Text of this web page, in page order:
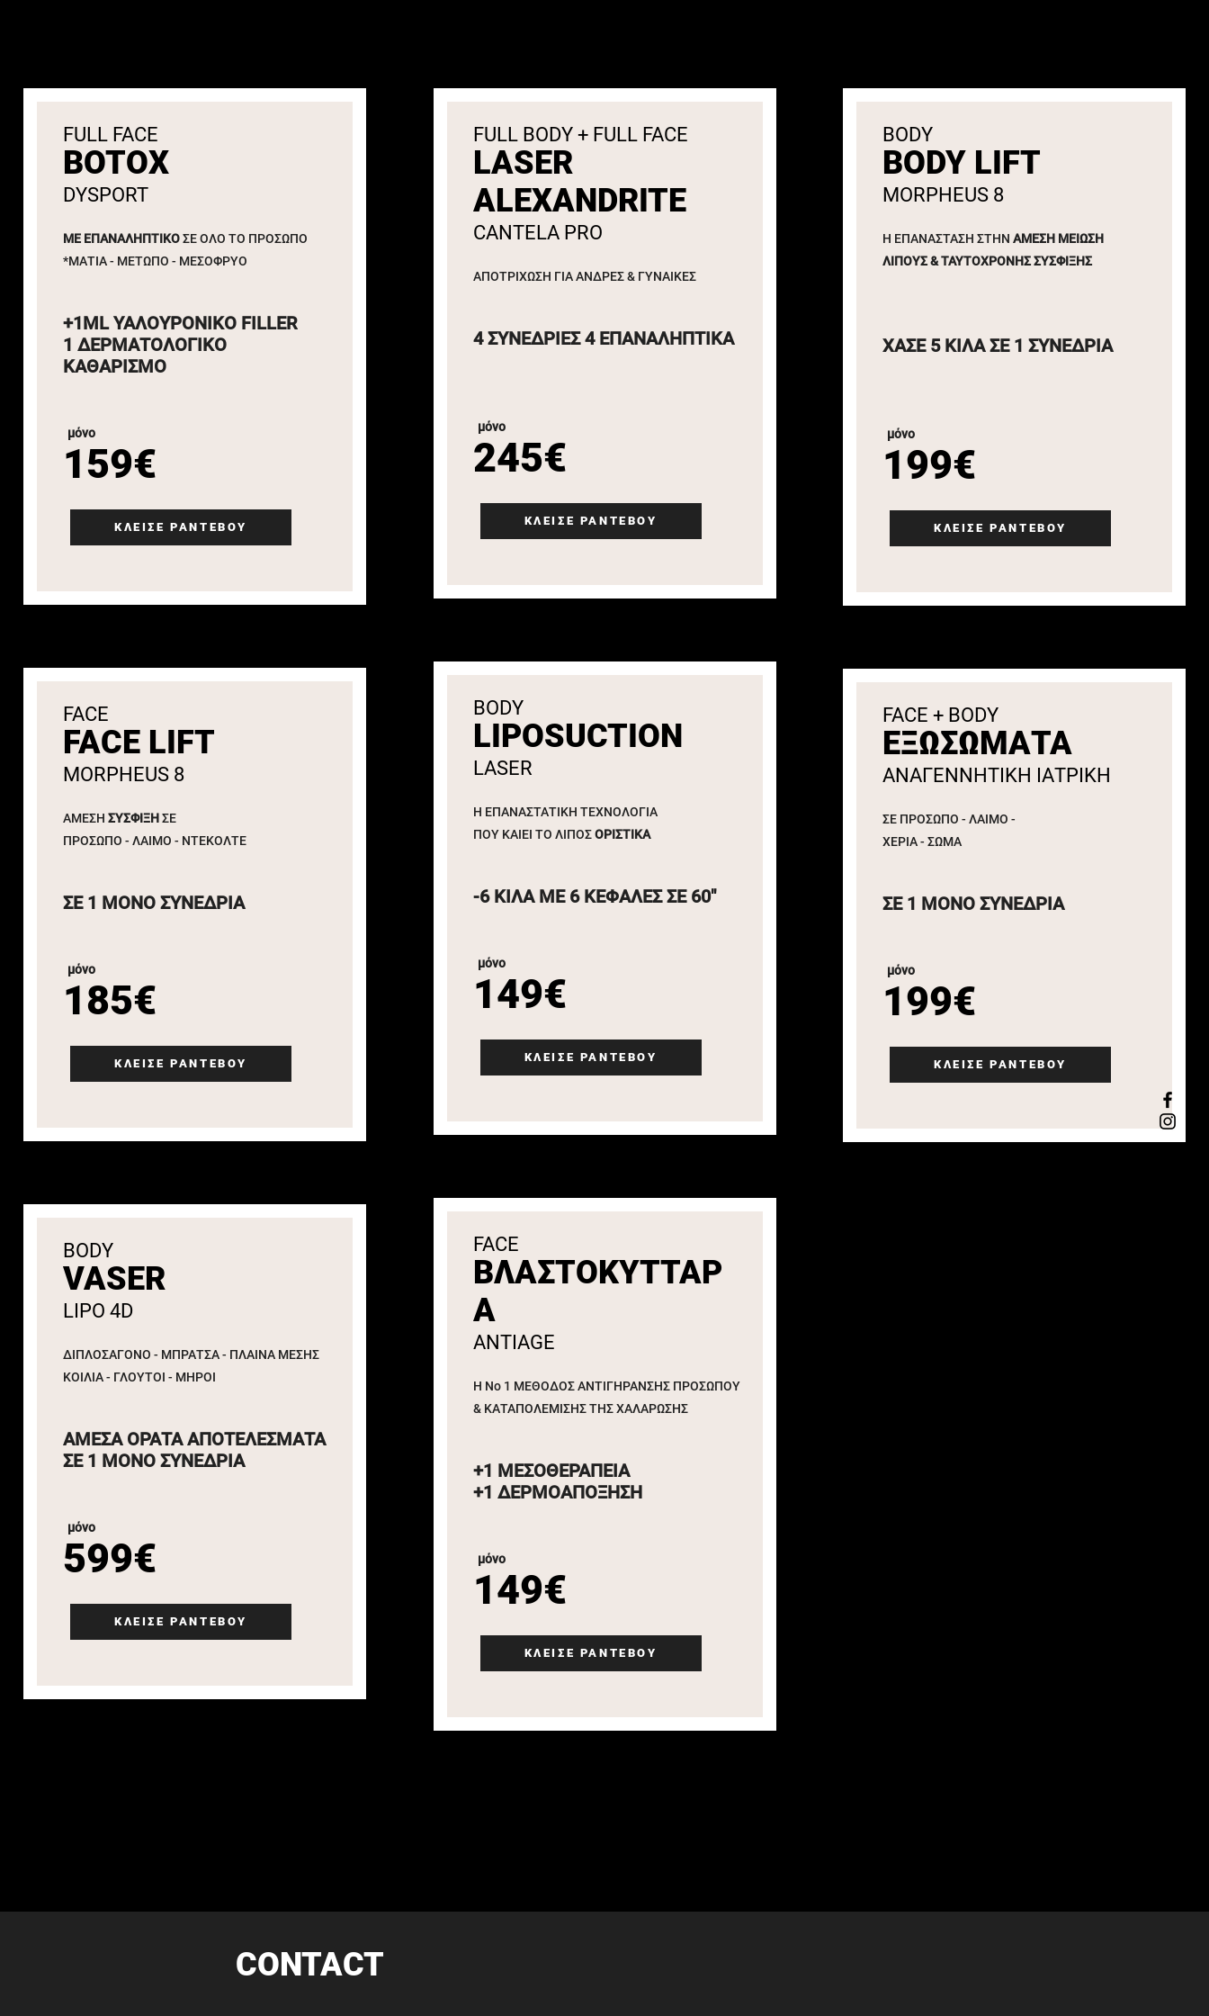
BOTOX
FULL FACE
DYSPORT
ΜΕ ΕΠΑΝΑΛΗΠΤΙΚΟΣΕ ΟΛΟ ΤΟ ΠΡΟΣΩΠΟ
*ΜΑΤΙΑ - ΜΕΤΩΠΟ - ΜΕΣΟΦΡΥΟ
+1MLΥΑΛΟΥΡΟΝΙΚΟ FILLER
1 ΔΕΡΜΑΤΟΛΟΓΙΚΟ
ΚΑΘΑΡΙΣΜΟ
μόνο
159€
ΚΛΕΙΣΕ ΡΑΝΤΕΒΟΥ
FACE LIFT
FACE
MORPHEUS 8
ΑΜΕΣΗ ΣΥΣΦΙΞΗΣΕ
ΠΡΟΣΩΠΟ - ΛΑΙΜΟ - ΝΤΕΚΟΛΤΕ
ΣΕ 1 ΜΟΝΟ ΣΥΝΕΔΡΙΑ
μόνο
185€
ΚΛΕΙΣΕ ΡΑΝΤΕΒΟΥ
VASER
BODY
LIPO 4D
ΔΙΠΛΟΣΑΓΟΝΟ - ΜΠΡΑΤΣΑ - ΠΛΑΙΝΑ ΜΕΣΗΣ
ΚΟΙΛΙΑ - ΓΛΟΥΤΟΙ - ΜΗΡΟΙ
ΑΜΕΣΑ ΟΡΑΤΑ ΑΠΟΤΕΛΕΣΜΑΤΑ
ΣΕ 1 ΜΟΝΟ ΣΥΝΕΔΡΙΑ
μόνο
599€
ΚΛΕΙΣΕ ΡΑΝΤΕΒΟΥ
LASER
ALEXANDRITE
FULL BODY + FULL FACE
CANTELA PRO
ΑΠΟΤΡΙΧΩΣΗ ΓΙΑ ΑΝΔΡΕΣ & ΓΥΝΑΙΚΕΣ​
4 ΣΥΝΕΔΡΙΕΣ4 ΕΠΑΝΑΛΗΠΤΙΚΑ
μόνο
245€
ΚΛΕΙΣΕ ΡΑΝΤΕΒΟΥ
LIPOSUCTION
BODY
LASER
H EΠΑΝΑΣΤΑΤΙΚΗ ΤΕΧΝΟΛΟΓΙΑ
ΠΟΥ ΚΑΙΕΙ ΤΟ ΛΙΠΟΣΟΡΙΣΤΙΚΑ
-6 ΚΙΛΑ ΜΕ 6 ΚΕΦΑΛΕΣ ΣΕ 60"
μόνο
149€
ΚΛΕΙΣΕ ΡΑΝΤΕΒΟΥ
ΒΛΑΣΤΟΚΥΤΤΑΡ
Α
FACE
ANTIAGE
H No 1 ΜΕΘΟΔΟΣ ΑΝΤΙΓΗΡΑΝΣΗΣ ΠΡΟΣΩΠΟΥ
& ΚΑΤΑΠΟΛΕΜΙΣΗΣ ΤΗΣ ΧΑΛΑΡΩΣΗΣ
+1 ΜΕΣΟΘΕΡΑΠΕΙΑ
+1 ΔΕΡΜΟΑΠΟΞΗΣΗ
μόνο
149€
ΚΛΕΙΣΕ ΡΑΝΤΕΒΟΥ
BODY LIFT
BODY
MORPHEUS 8
Η ΕΠΑΝΑΣΤΑΣΗ ΣΤΗΝ ΑΜΕΣΗ ΜΕΙΩΣΗ
ΛΙΠΟΥΣ &ΤΑΥΤΟΧΡΟΝΗΣ ΣΥΣΦΙΞΗΣ
ΧΑΣΕ 5 ΚΙΛΑ ΣΕ 1 ΣΥΝΕΔΡΙΑ
μόνο
199€
ΚΛΕΙΣΕ ΡΑΝΤΕΒΟΥ
ΕΞΩΣΩΜΑΤΑ
FACE + BODY
ΑΝΑΓΕΝΝΗΤΙΚΗ ΙΑΤΡΙΚΗ
ΣΕ ΠΡΟΣΩΠΟ - ΛΑΙΜΟ -
ΧΕΡΙΑ - ΣΩΜΑ
ΣΕ 1 ΜΟΝΟ ΣΥΝΕΔΡΙΑ
μόνο
199€
ΚΛΕΙΣΕ ΡΑΝΤΕΒΟΥ
CONTACT